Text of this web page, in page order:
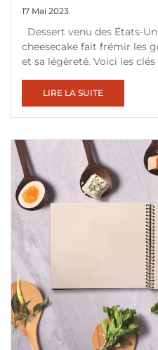
17 Mai 2023
Dessert venu des États-
cheesecake fait frémir les
et sa légèreté. Voici les clés
LIRE LA SUITE